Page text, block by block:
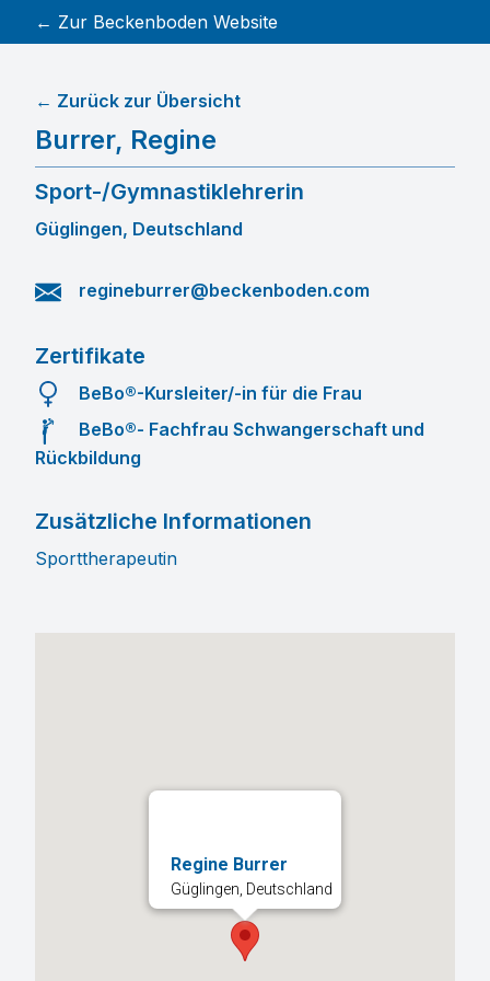
← Zur Beckenboden Website
Burrer, Regine
← Zurück zur Übersicht
Sport-/Gymnastiklehrerin
Güglingen, Deutschland
regineburrer@beckenboden.com
Zertifikate
BeBo®-Kursleiter/-in für die Frau
BeBo®- Fachfrau Schwangerschaft und
Rückbildung
Zusätzliche Informationen
Sporttherapeutin
Regine Burrer
Güglingen, Deutschland